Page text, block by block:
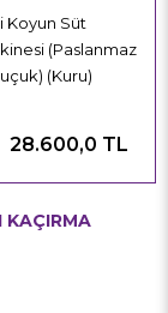
Koyun Süt
(Paslanmaz
(Kuru)
28.600,0 TL
KAÇIRMA